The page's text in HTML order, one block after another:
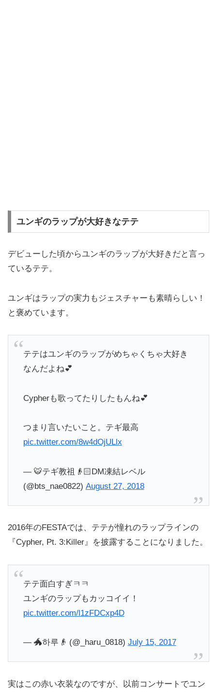
ユンギのラップが大好きなテテ
デビューした頃からユンギのラップが大好きだと言っ
ているテテ。
ユンギはラップの実力もジェスチャーも素晴らしい！
と褒めています。
テテはユンギのラップがめちゃくちゃ大好き
なんだよね💕
Cypherも歌ってたりしたもんね💕
つまり言いたいこと。テギ最高
pic.twitter.com/8w4dOjULlx
— 🐯テギ教祖👴🏻DM凍結レベル
(@bts_nae0822) August 27, 2018
2016年のFESTAでは、テテが憧れのラップラインの
『Cypher, Pt. 3:Killer』を披露することになりました。
テテ面白すぎㅋㅋ
ユンギのラップもカッコイイ！
pic.twitter.com/l1zFDCxp4D
— 🐲하루👴 (@_haru_0818) July 15, 2017
実はこの赤い衣装なのですが、以前コンサートでユン